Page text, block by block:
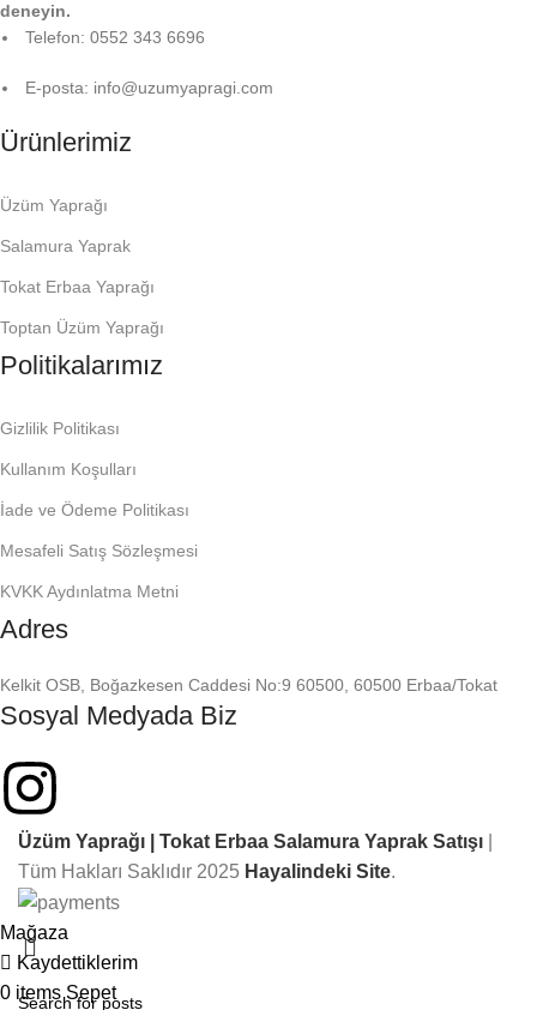
deneyin.
Telefon: 0552 343 6696
E-posta: info@uzumyapragi.com
Ürünlerimiz
Üzüm Yaprağı
Salamura Yaprak
Tokat Erbaa Yaprağı
Toptan Üzüm Yaprağı
Politikalarımız
Gizlilik Politikası
Kullanım Koşulları
İade ve Ödeme Politikası
Mesafeli Satış Sözleşmesi
KVKK Aydınlatma Metni
Adres
Kelkit OSB, Boğazkesen Caddesi No:9 60500, 60500 Erbaa/Tokat
Sosyal Medyada Biz
Üzüm Yaprağı | Tokat Erbaa Salamura Yaprak Satışı
Tüm Hakları Saklıdır 2025 Hayalindeki Site.
Mağaza
Kaydettiklerim
0 items Sepet